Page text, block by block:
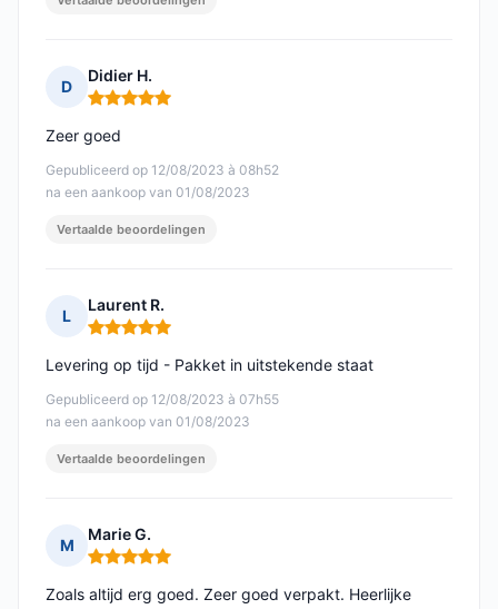
D
Didier H.
Opmerking: 5 van 5
Gepubliceerd op 12/08/2023 à 08h52
na een aankoop van 01/08/2023
Zeer goed
Vertaalde beoordelingen
L
Laurent R.
Opmerking: 5 van 5
Gepubliceerd op 12/08/2023 à 07h55
na een aankoop van 01/08/2023
Levering op tijd - Pakket in uitstekende staat
Vertaalde beoordelingen
M
Marie G.
Opmerking: 5 van 5
Zoals altijd erg goed. Zeer goed verpakt. Heerlijke